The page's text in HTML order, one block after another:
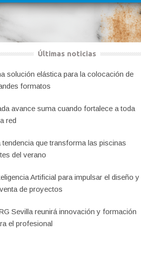
Últimas noticias
solución elástica para la colocación de
formatos
avance suma cuando fortalece a toda
red
tendencia que transforma las piscinas
del verano
Artificial para impulsar el diseño y
de proyectos
Sevilla reunirá innovación y formación
el profesional